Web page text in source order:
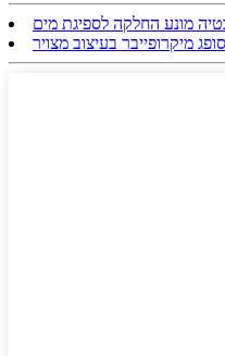
מונע החלקה לספיגת מים
מיקרופייבר בעיצוב מצויר